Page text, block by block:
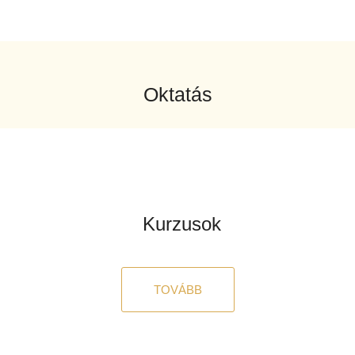
Oktatás
Kurzusok
TOVÁBB